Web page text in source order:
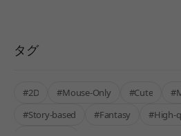
タグ
#2D #Mouse-Only #Cute
#Story-based
#Fantasy
#High-